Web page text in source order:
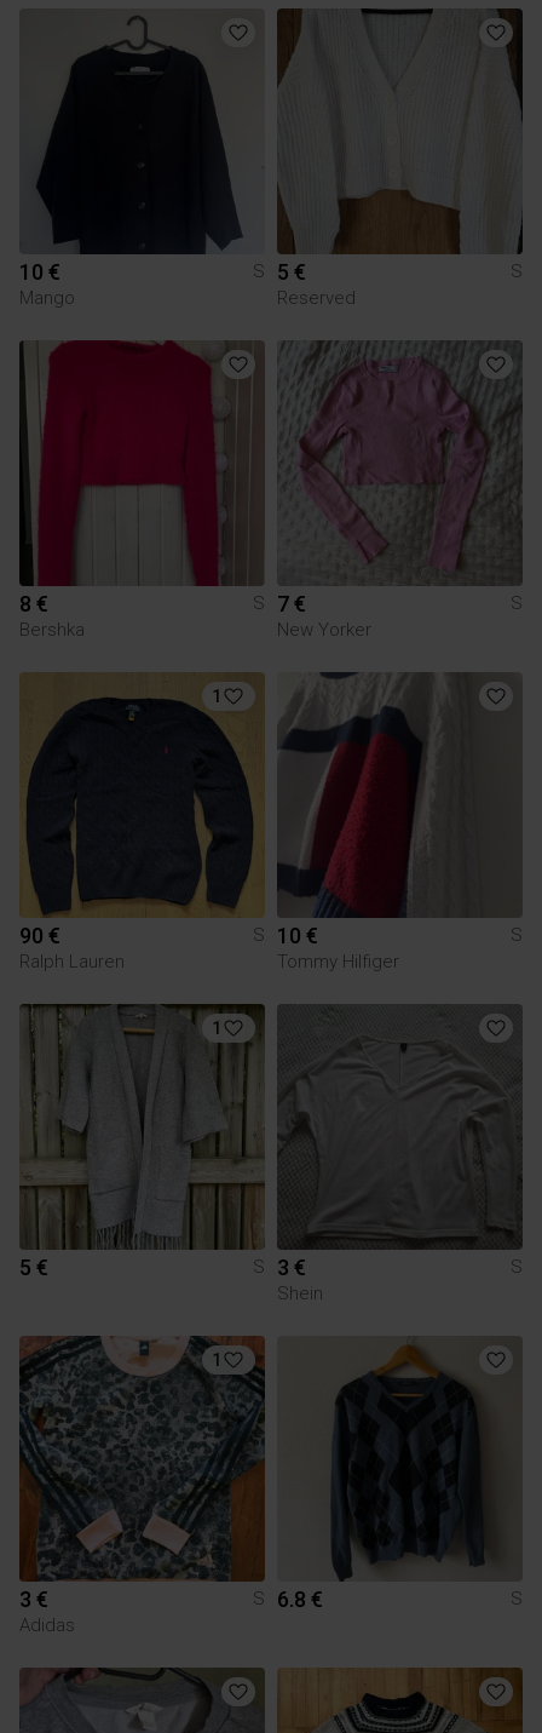
10 €
S
Mango
5 €
S
Reserved
8 €
S
Bershka
7 €
S
New Yorker
1
90 €
S
Ralph Lauren
10 €
S
Tommy Hilfiger
1
5 € S 3 €
S
Shein
1
3 €
S
Adidas
6.8 € S